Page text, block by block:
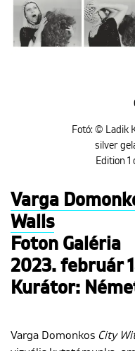
Fotó: © Ladik
silver
Edition
Varga
Walls
Foton Galéria
2023. február
Kurátor:
Varga Domonkos City